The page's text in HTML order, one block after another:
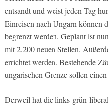
entsandt und weist jeden Tag
Einreisen nach Ungarn können
begrenzt werden. Geplant ist
mit 2.200 neuen Stellen.
errichtet werden. Bestehende
ungarischen Grenze sollen
Derweil hat die links-grün-